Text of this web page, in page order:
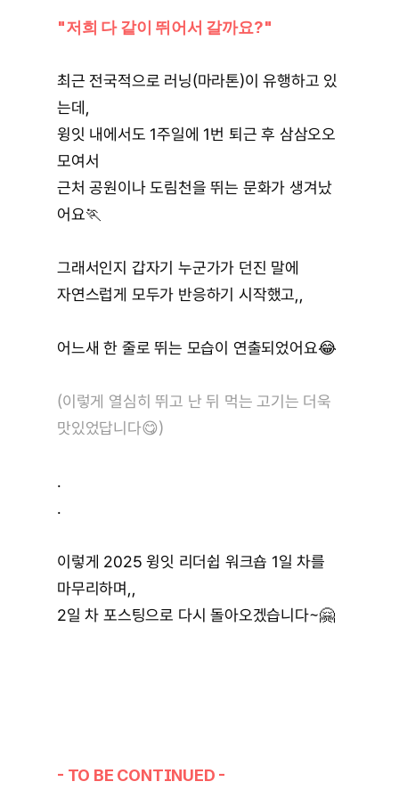
"저희 다 같이 뛰어서 갈까요?"
최근 전국적으로 러닝(마라톤)이 유행하고 있
는데,
윙잇 내에서도 1주일에 1번 퇴근 후 삼삼오오
모여서
근처 공원이나 도림천을 뛰는 문화가 생겨났
어요🏃
그래서인지 갑자기 누군가가 던진 말에
자연스럽게 모두가 반응하기 시작했고,,
어느새 한 줄로 뛰는 모습이 연출되었어요😂
(이렇게 열심히 뛰고 난 뒤 먹는 고기는 더욱
맛있었답니다😋)
.
.
이렇게 2025 윙잇 리더쉽 워크숍 1일 차를
마무리하며,,
2일 차 포스팅으로 다시 돌아오겠습니다~🤗
- TO BE CONTINUED -